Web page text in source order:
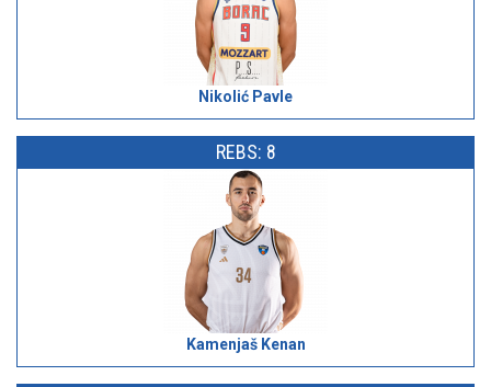
Nikolić Pavle
REBS: 8
Kamenjaš Kenan